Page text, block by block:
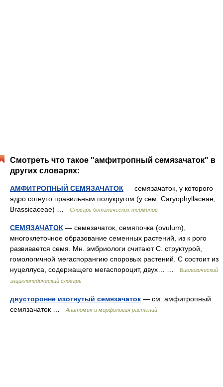
Смотреть что такое "амфитропный семязачаток" в
других словарях:
АМФИТРОПНЫЙ СЕМЯЗАЧАТОК — семязачаток, у которого
ядро согнуто правильным полукругом (у сем. Caryophyllaceae,
Brassicaceae) …
Словарь ботанических терминов
СЕМЯЗАЧАТОК — семезачаток, семяпочка (ovulum),
многоклеточное образование семенных растений, из к рого
развивается семя. Мн. эмбриологи считают С. структурой,
гомологичной мегаспорангию споровых растений. С состоит из
нуцеллуса, содержащего мегаспороцит, двух… …
Биологический
энциклопедический словарь
двусторонне изогнутый семязачаток — см. амфитропный
семязачаток …
Анатомия и морфология растений